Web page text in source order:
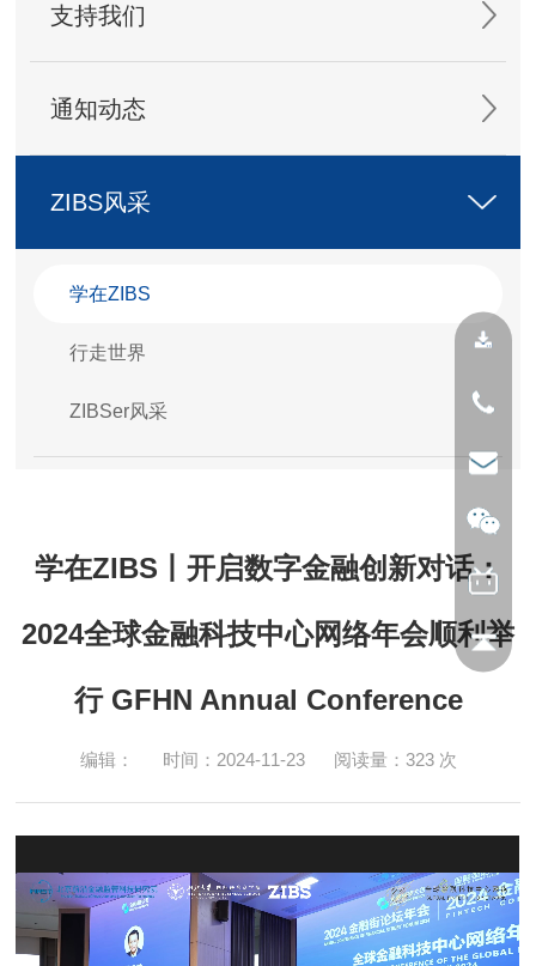
支持我们
通知动态
ZIBS风采
学在ZIBS
行走世界
ZIBSer风采
学在ZIBS丨开启数字金融创新对话：
2024全球金融科技中心网络年会顺利举
行 GFHN Annual Conference
编辑： 时间：2024-11-23 阅读量： 323 次